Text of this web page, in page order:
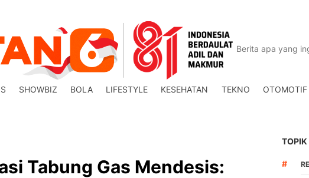
SHOWBIZ BOLA LIFESTYLE KESEHATAN TEKNO OTOMOTIF
Tabung Gas Mendesis:
TOPIK
#